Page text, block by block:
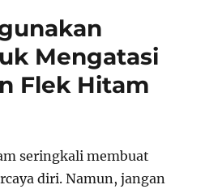
Mengatasi
Flek Hitam
seringkali membuat
diri. Namun, jangan